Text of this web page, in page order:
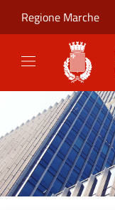
Regione Marche